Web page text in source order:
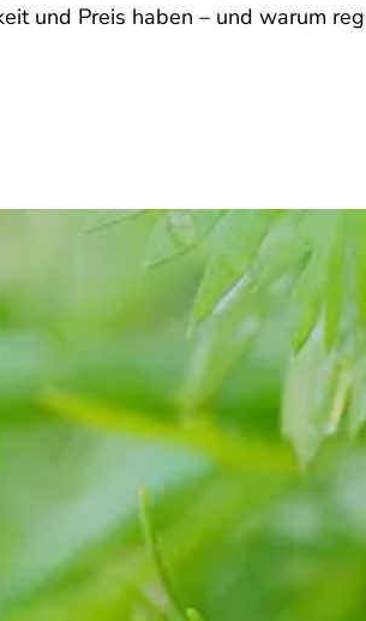
und Preis haben – und warum